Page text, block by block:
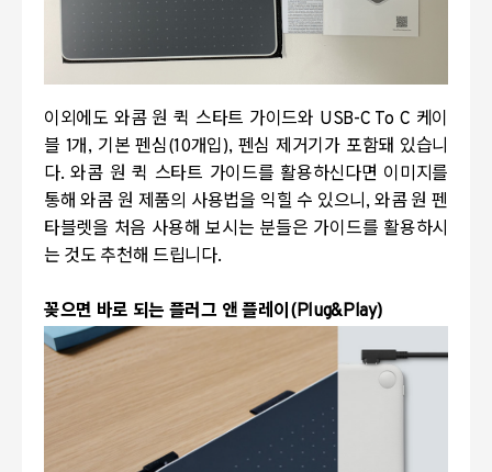
이외에도 와콤 원 퀵 스타트 가이드와 USB-C To C 케이
블 1개 , 기본 펜심(10개입), 펜심 제거기가 포함돼 있습니
다.와콤 원 퀵 스타트 가이드를 활용하신다면 이미지를
통해 와콤 원 제품의 사용법을 익힐 수 있으니 , 와콤 원 펜
타블렛을 처음 사용해 보시는 분들은 가이드를 활용하시
는 것도 추천해 드립니다.
꽂으면 바로 되는 플러그 앤 플레이 (Plug&Play)